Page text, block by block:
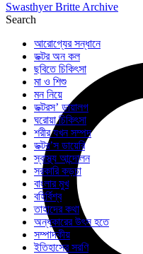
Swasthyer Britte Archive
Search
আরোগ্যের সন্ধানে
ডক্টর অন কল
ছবিতে চিকিৎসা
মা ও শিশু
মন নিয়ে
ডক্টরস’ ডায়ালগ
ঘরোয়া চিকিৎসা
শরীর যখন সম্পদ
ডক্টর’স ডায়েরি
স্বাস্থ্য আন্দোলন
সরকারি কড়চা
বাংলার মুখ
বহির্বিশ্ব
তাহাদের কথা
অন্ধকারের উৎস হতে
সম্পাদকীয়
ইতিহাসের সরণি